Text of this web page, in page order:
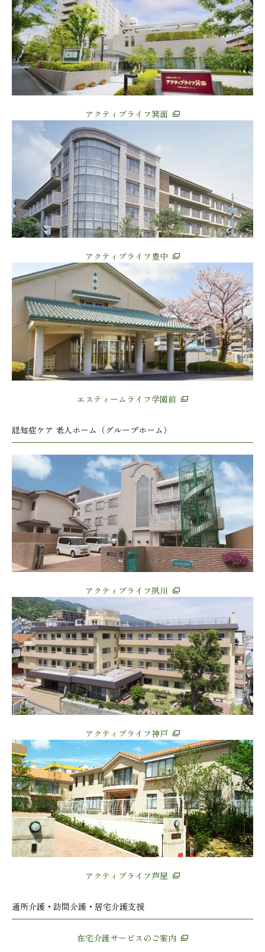
アクティブライフ箕面
アクティブライフ豊中
エスティームライフ学園前
認知症ケア 老人ホーム（グループホーム）
アクティブライフ夙川
アクティブライフ神戸
アクティブライフ芦屋
通所介護・訪問介護・居宅介護支援
在宅介護サービスのご案内